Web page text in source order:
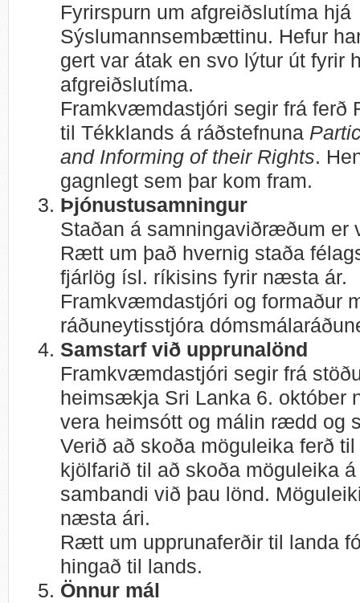
Fyrirspurn um afgreiðslutíma hjá
Sýslumannsembættinu. Hefur
gert var átak en svo lýtur út fyrir
afgreiðslutíma.
Framkvæmdastjóri segir frá ferð
til Tékklands á ráðstefnuna
and Informing of their Rights.
gagnlegt sem þar kom fram.
Þjónustusamningur
Staðan á samningaviðræðum er
Rætt um það hvernig staða
fjárlög ísl. ríkisins fyrir næsta ár.
Framkvæmdastjóri og formaður
ráðuneytisstjóra
Samstarf við upprunalönd
Framkvæmdastjóri segir frá
heimsækja Sri Lanka 6. október
vera heimsótt og málin rædd og
Verið að skoða möguleika ferð
kjölfarið til að skoða möguleika
sambandi við þau lönd.
næsta ári.
Rætt um upprunaferðir til landa
hingað til lands.
Önnur mál